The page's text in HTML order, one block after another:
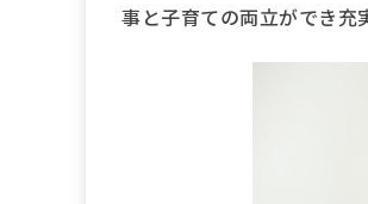
事と子育ての両立ができ充